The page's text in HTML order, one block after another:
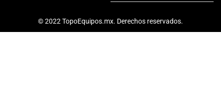
© 2022 TopoEquipos.mx. Derechos reservados.